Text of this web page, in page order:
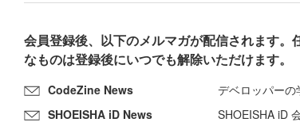
会員登録後、以下のメルマガが配信されます
なものは登録後にいつでも解除いただけます。
CodeZine News
デベロッパー
SHOEISHA iD News
SHOEISHA iD